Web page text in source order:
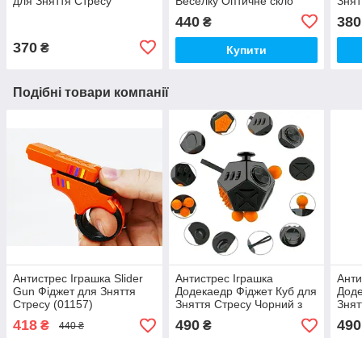
370 ₴
440₴
Купити
380
Подібні товари компанії
Антистрес Іграшка Slider
Gun Фіджет для Зняття
Стресу (01157)
418 ₴ 440 ₴
Антистрес Іграшка
Додекаедр Фіджет Куб для
Зняття Стресу Чорний з
помаранчевими кнопками
(00643)
490₴ 490